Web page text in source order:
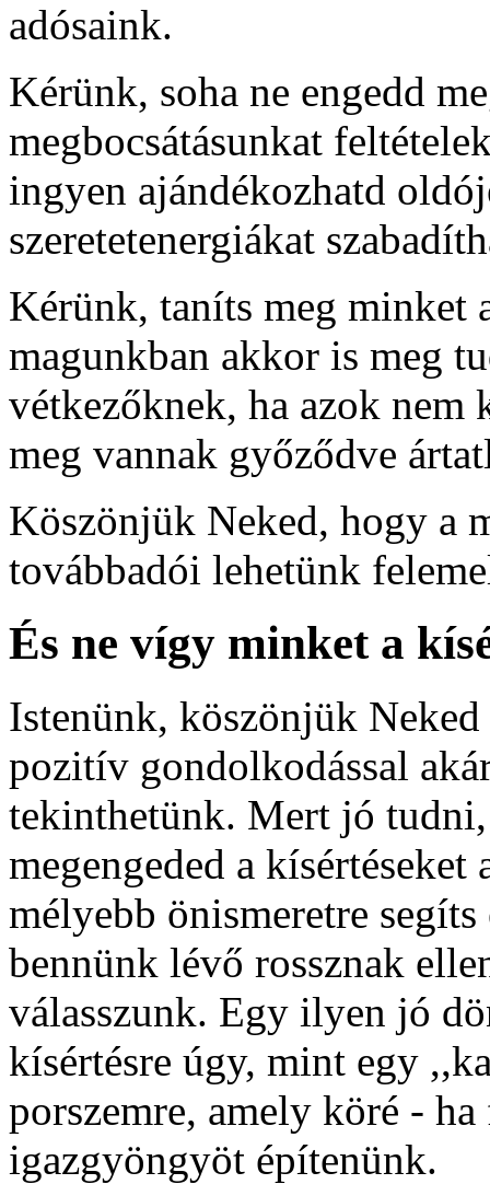
adósaink.
Kérünk, soha ne engedd
megbocsátásunkat
ingyen ajándékozhatd
szeretetenergiákat
Kérünk, taníts meg minket
magunkban akkor is meg
vétkezőknek, ha azok nem
meg vannak győződve
Köszönjük Neked, hogy a
továbbadói lehetünk
És ne vígy minket a
Istenünk, köszönjük
pozitív gondolkodással
tekinthetünk. Mert jó
megengeded a
mélyebb önismeretre
bennünk lévő rossznak
válasszunk. Egy ilyen jó
kísértésre úgy, mint egy
porszemre, amely köré -
igazgyöngyöt építenünk.